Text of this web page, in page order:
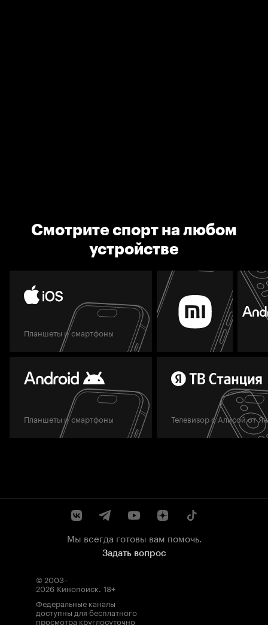
Смотрите спорт на любом
устройстве
Планшеты и смартфоны
Планшеты и смартфоны Телевизор с Алисой от
Мы всегда готовы вам помочь.
Задать вопрос
© 2003–
2026 Кинопоиск. 18+
Федеральные каналы
доступны для бесплатного
просмотра круглосуточно